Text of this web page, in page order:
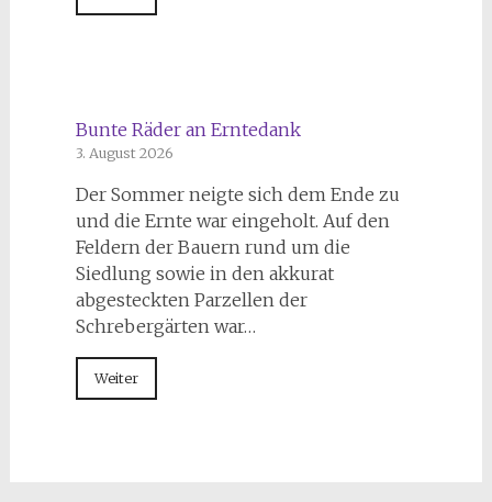
Bunte Räder an Erntedank
3. August 2026
Der Sommer neigte sich dem Ende zu
und die Ernte war eingeholt. Auf den
Feldern der Bauern rund um die
Siedlung sowie in den akkurat
abgesteckten Parzellen der
Schrebergärten war…
Weiter